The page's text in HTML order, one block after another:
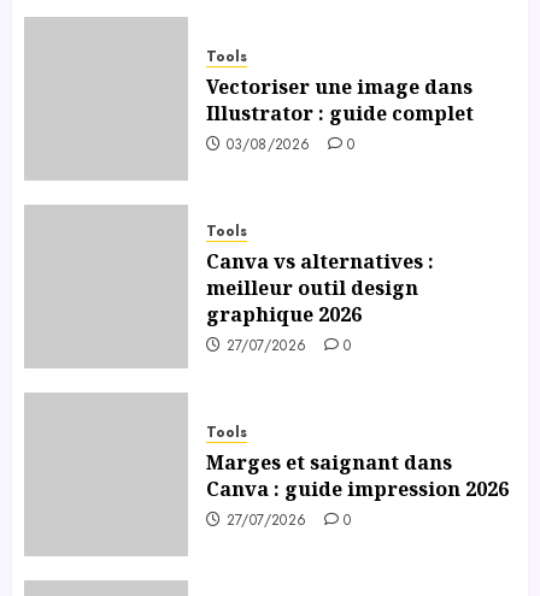
0
Tools
Vectoriser une image dans
Illustrator : guide complet
03/08/2026 0
Tools
Canva vs alternatives :
meilleur outil design
graphique 2026
27/07/2026 0
Tools
Marges et saignant dans
Canva : guide impression 2026
27/07/2026 0